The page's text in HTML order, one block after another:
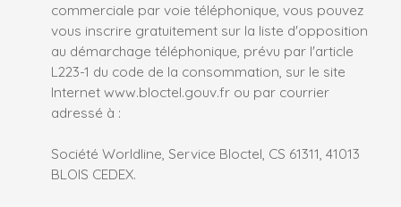
commerciale par voie téléphonique, vous pouvez
vous inscrire gratuitement sur la liste d'opposition
au démarchage téléphonique, prévu par l'article
L223-1 du code de la consommation, sur le site
Internet www.bloctel.gouv.fr ou par courrier
adressé à :
Société Worldline, Service Bloctel, CS 61311, 41013
BLOIS CEDEX.